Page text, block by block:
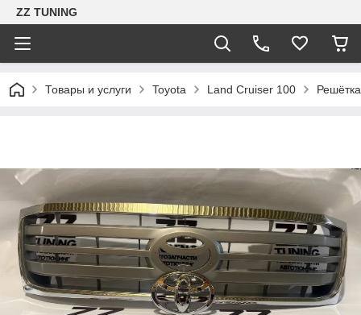
ZZ TUNING
Товары и услуги Toyota Land Cruiser 100